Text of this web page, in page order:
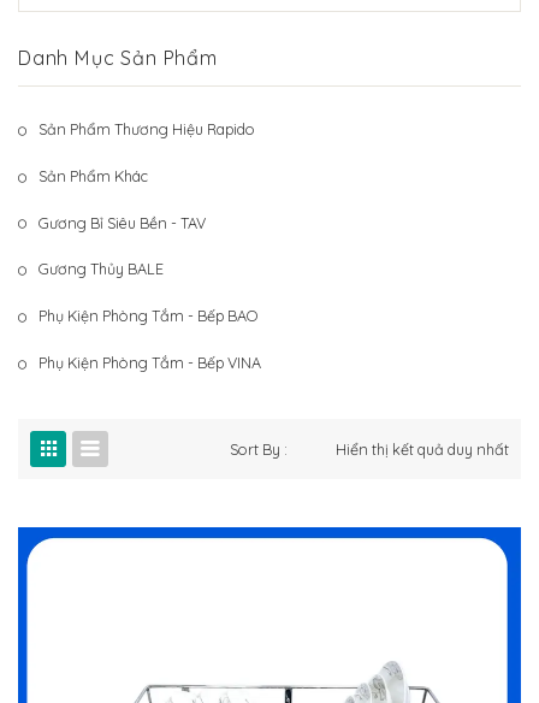
Phụ Kiện Phòng Tắm – Bếp VINA
Sản Phẩm Khác
Danh Mục Sản Phẩm
Sản Phẩm Thương Hiệu Rapido
Sản Phẩm Khác
Gương Bỉ Siêu Bền - TAV
Gương Thủy BALE
Phụ Kiện Phòng Tắm - Bếp BAO
Phụ Kiện Phòng Tắm - Bếp VINA
Hiển thị kết quả duy nhất
Sort By :